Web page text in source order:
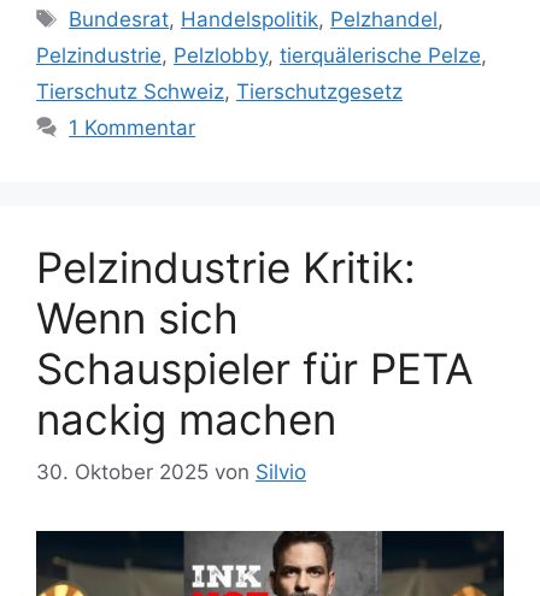
e
g
o
r
S
c
l
a
r
t
e
Bundesrat, Handelspolitik, Pelzhandel,
Pelzindustrie, Pelzlobby, tierquälerische Pelze,
Tierschutz Schweiz, Tierschutzgesetz
1 Kommentar
Pelzindustrie Kritik:
Wenn sich
Schauspieler für PETA
nackig machen
30. Oktober 2025 von Silvio